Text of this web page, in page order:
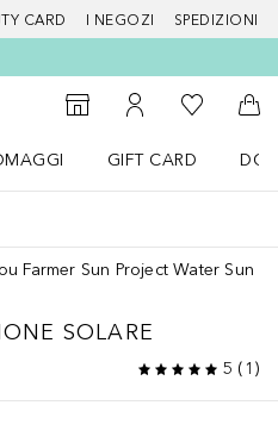
CARD I NEGOZI SPEDIZIONI
StorefinderAl Mio Account
Alla Mia
Al
GIFT CARD
Farmer Sun Project Water Sun
SOLARE
5 ( 1 )